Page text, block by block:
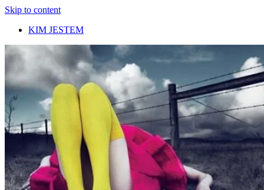
Skip to content
KIM JESTEM